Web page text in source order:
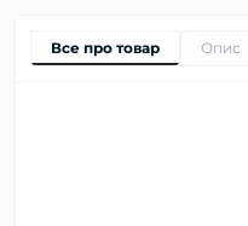
Все про товар Опис